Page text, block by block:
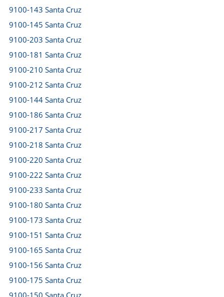
9100-143 Santa Cruz
9100-145 Santa Cruz
9100-203 Santa Cruz
9100-181 Santa Cruz
9100-210 Santa Cruz
9100-212 Santa Cruz
9100-144 Santa Cruz
9100-186 Santa Cruz
9100-217 Santa Cruz
9100-218 Santa Cruz
9100-220 Santa Cruz
9100-222 Santa Cruz
9100-233 Santa Cruz
9100-180 Santa Cruz
9100-173 Santa Cruz
9100-151 Santa Cruz
9100-165 Santa Cruz
9100-156 Santa Cruz
9100-175 Santa Cruz
9100-150 Santa Cruz